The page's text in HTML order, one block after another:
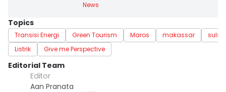
News
Topics
Transisi Energi Green Tourism Maros makassar
sulsel
Listrik
Give me Perspective
Editorial Team
Editor
Aan Pranata